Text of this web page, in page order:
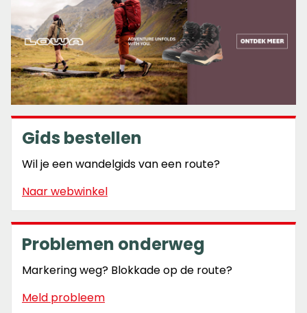
Gids bestellen
Wil je een wandelgids van een route?
Naar webwinkel
Problemen onderweg
Markering weg? Blokkade op de route?
Meld probleem